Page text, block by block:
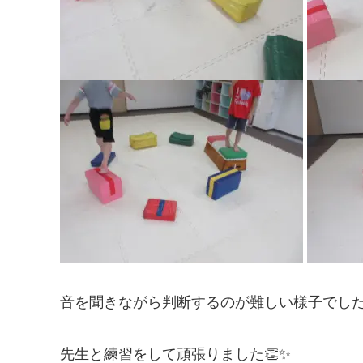
音を聞きながら判断するのが難しい様子でし
先生と練習をして頑張りました👏✨